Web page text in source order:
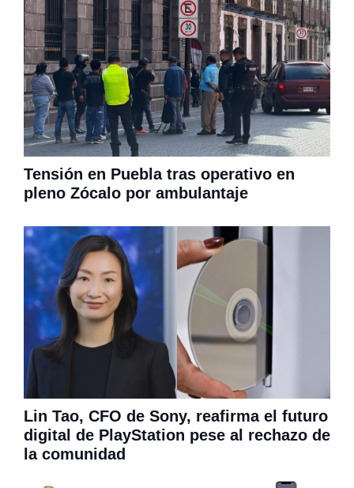
Tensión en Puebla tras operativo en
pleno Zócalo por ambulantaje
Lin Tao, CFO de Sony, reafirma el futuro
digital de PlayStation pese al rechazo de
la comunidad